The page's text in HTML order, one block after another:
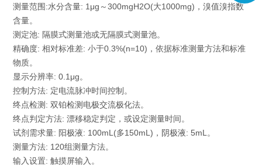
测量范围:水分含量: 1μg～300mgH2O(大1000mg)，溴值溴指数
含量。
测定池: 隔膜式测量池或无隔膜式测量池。
精确度: 相对标准差: 小于0.3%(n=10)，依据标准测量方法和标准
物质。
显示分辨率: 0.1μg。
控制方法: 定电流脉冲时间控制。
终点检测: 双铂检测电极交流极化法。
终点判定方法: 漂移稳定判定，或设定测量时间。
试剂需求量: 阳极液: 100mL(多150mL)，阴极液: 5mL。
测量方法: 120组测量方法。
输入设置: 触摸屏输入。